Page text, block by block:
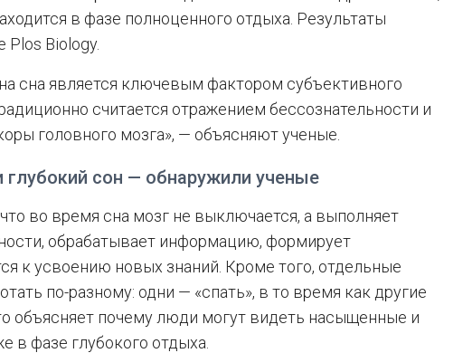
в фазе полноценного отдыха. Результаты
Plos Biology.
сна является ключевым фактором субъективного
считается отражением бессознательности и
головного мозга», — объясняют ученые.
глубокий сон — обнаружили ученые
во время сна мозг не выключается, а выполняет
обрабатывает информацию, формирует
к усвоению новых знаний. Кроме того, отдельные
по-разному: одни — «спать», в то время как другие
объясняет почему люди могут видеть насыщенные и
в фазе глубокого отдыха.